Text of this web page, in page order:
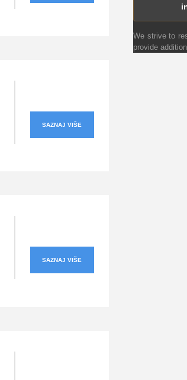
SAZNAJ VIŠE
SAZNAJ VIŠE
We strive to
provide